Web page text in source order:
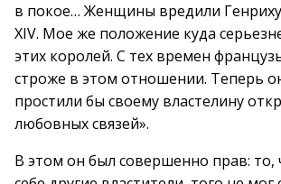
в покое… Женщины вредили
XIV. Мое же положение куда
этих королей. С тех времен
строже в этом отношении. Теперь
простили бы своему властелину
любовных связей».
В этом он был совершенно прав: то,